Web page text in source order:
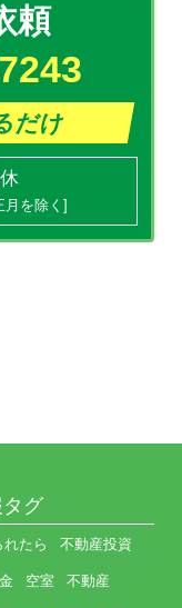
頼
だけ
月を除く]
グ
たら 不動産投資
空室 不動産